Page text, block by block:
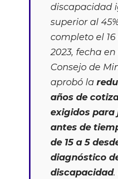
discapacidad
superior al
completo el
2023, fecha
Consejo de
aprobó la
años de
exigidos para
antes de
de 15 a 5
diagnóstico
discapacidad.